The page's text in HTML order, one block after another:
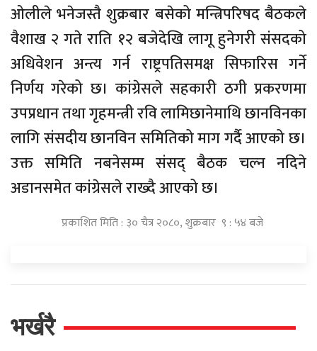
ओलीले भनेजस्तै शुक्रबार बसेको मन्त्रिपरिषद बैठकले
वैशाख २ गते राति १२ बजेदेखि लागू हुनेगरी संसदको
अधिवेशन अन्त्य गर्न राष्ट्रपतिसमक्ष सिफारिस गर्ने
निर्णय गरेको छ। कांग्रेसले सहकारी ठगी प्रकरणमा
उपप्रधान तथा गृहमन्त्री रवि लामिछानेमाथि छानविनका
लागि संसदीय छानविन समितिको माग गर्दै आएको छ।
उक्त समिति नबनेसम्म संसद् बैठक चल्न नदिने
अडानसमेत कांग्रेसले राख्दै आएको छ।
प्रकाशित मिति : ३० चैत्र २०८०, शुक्रबार ९ : ५४ बजे
भर्खरै